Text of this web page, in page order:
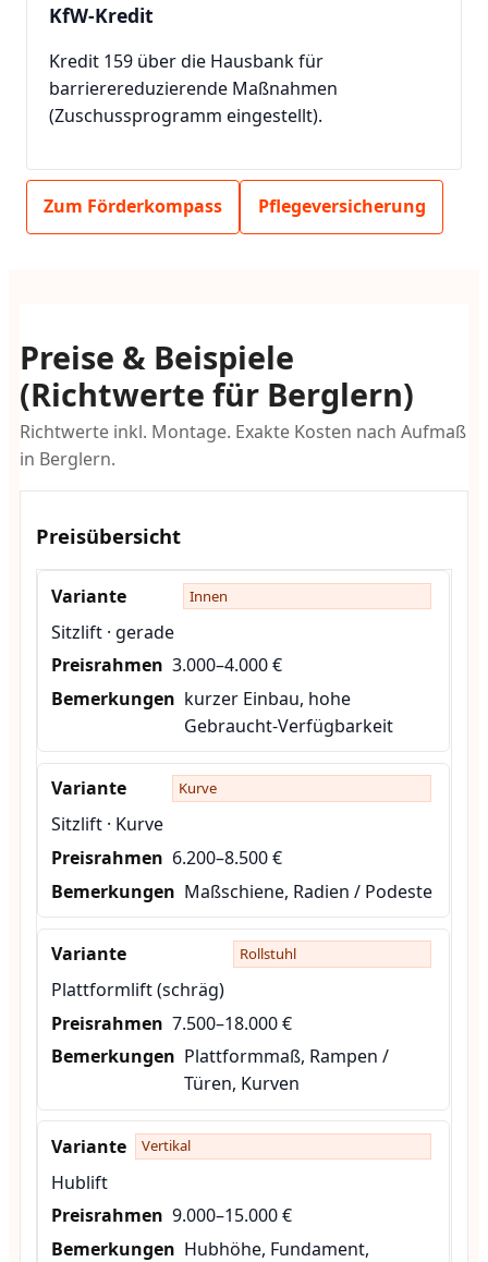
KfW-Kredit
Kredit 159 über die Hausbank für
barrierereduzierende Maßnahmen
(Zuschussprogramm eingestellt).
Zum Förderkompass Pflegeversicherung
Preise & Beispiele
(Richtwerte für Berglern)
Richtwerte inkl. Montage. Exakte Kosten nach Aufmaß
in Berglern.
Preisübersicht
Innen
Sitzlift · gerade
3.000–4.000 €
kurzer Einbau, hohe
Gebraucht-Verfügbarkeit
Kurve
Sitzlift · Kurve
6.200–8.500 €
Maßschiene, Radien / Podeste
Rollstuhl
Plattformlift (schräg)
7.500–18.000 €
Plattformmaß, Rampen /
Türen, Kurven
Vertikal
Hublift
9.000–15.000 €
Hubhöhe, Fundament,